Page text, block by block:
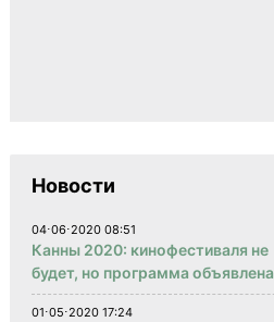
Новости
04⋅06⋅2020 08:51
Канны 2020: кинофестиваля не
будет, но программа объявлена
01⋅05⋅2020 17:24